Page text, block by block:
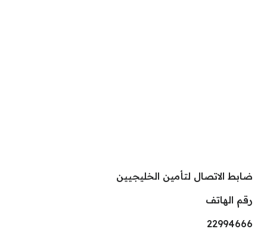
ضابط الاتصال لتأمين الخليجيين
رقم الهاتف
22994666